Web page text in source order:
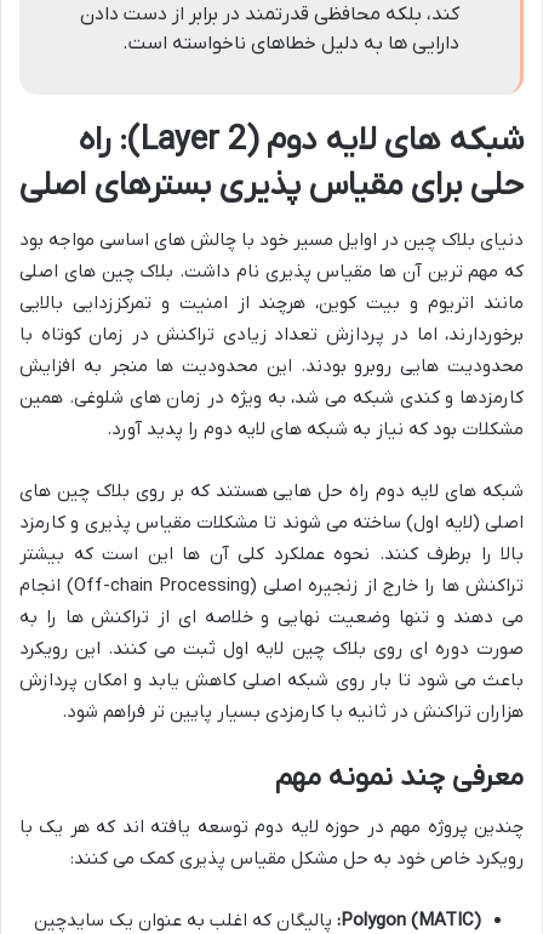
کند، بلکه محافظی قدرتمند در برابر از دست دادن
دارایی ها به دلیل خطاهای ناخواسته است.
شبکه های لایه دوم (Layer 2): راه
حلی برای مقیاس پذیری بسترهای اصلی
دنیای بلاک چین در اوایل مسیر خود با چالش های اساسی مواجه بود
که مهم ترین آن ها مقیاس پذیری نام داشت. بلاک چین های اصلی
مانند اتریوم و بیت کوین، هرچند از امنیت و تمرکززدایی بالایی
برخوردارند، اما در پردازش تعداد زیادی تراکنش در زمان کوتاه با
محدودیت هایی روبرو بودند. این محدودیت ها منجر به افزایش
کارمزدها و کندی شبکه می شد، به ویژه در زمان های شلوغی. همین
مشکلات بود که نیاز به شبکه های لایه دوم را پدید آورد.
شبکه های لایه دوم راه حل هایی هستند که بر روی بلاک چین های
اصلی (لایه اول) ساخته می شوند تا مشکلات مقیاس پذیری و کارمزد
بالا را برطرف کنند. نحوه عملکرد کلی آن ها این است که بیشتر
تراکنش ها را خارج از زنجیره اصلی (Off-chain Processing) انجام
می دهند و تنها وضعیت نهایی و خلاصه ای از تراکنش ها را به
صورت دوره ای روی بلاک چین لایه اول ثبت می کنند. این رویکرد
باعث می شود تا بار روی شبکه اصلی کاهش یابد و امکان پردازش
هزاران تراکنش در ثانیه با کارمزدی بسیار پایین تر فراهم شود.
معرفی چند نمونه مهم
چندین پروژه مهم در حوزه لایه دوم توسعه یافته اند که هر یک با
رویکرد خاص خود به حل مشکل مقیاس پذیری کمک می کنند:
Polygon (MATIC): پالیگان که اغلب به عنوان یک سایدچین